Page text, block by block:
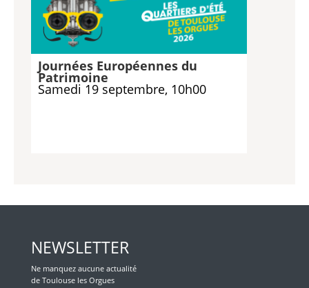
Journées Européennes du
Patrimoine
Samedi 19 septembre, 10h00
NEWSLETTER
Ne manquez aucune actualité
de Toulouse les Orgues